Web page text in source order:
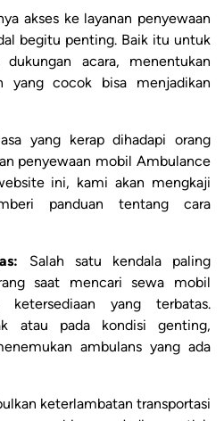
akses ke layanan penyewaan
begitu penting. Baik itu untuk
acara, menentukan
yang cocok bisa menjadikan
yang kerap dihadapi orang
penyewaan mobil Ambulance
ini, kami akan mengkaji
panduan tentang cara
Salah satu kendala paling
saat mencari sewa mobil
ketersediaan yang terbatas.
atau pada kondisi genting,
ambulans yang ada
keterlambatan transportasi